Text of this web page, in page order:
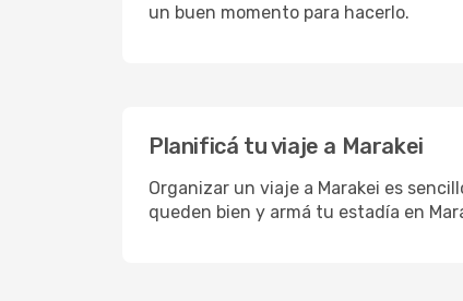
un buen momento para hacerlo.
Planificá tu viaje a Marakei
Organizar un viaje a Marakei es
queden bien y armá tu estadía en